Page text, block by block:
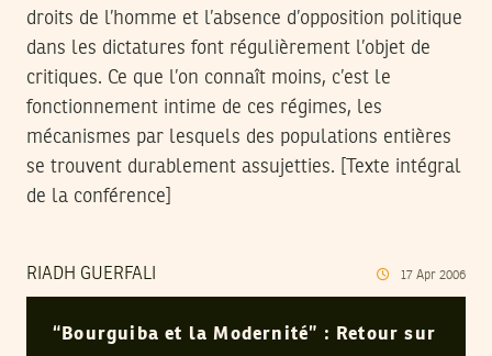
droits de l’homme et l’absence d’opposition politique
dans les dictatures font régulièrement l’objet de
critiques. Ce que l’on connaît moins, c’est le
fonctionnement intime de ces régimes, les
mécanismes par lesquels des populations entières
se trouvent durablement assujetties. [Texte intégral
de la conférence]
RIADH GUERFALI 17 Apr 2006
“Bourguiba et la Modernité” : Retour sur